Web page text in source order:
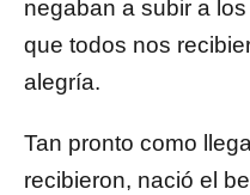
negaban a subir a
que todos nos
alegría.
Tan pronto como
recibieron, nació el